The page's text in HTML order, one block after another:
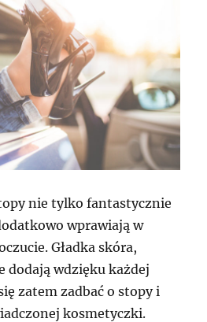
nie tylko fantastycznie
wprawiają w
Gładka skóra,
dodają wdzięku każdej
zatem zadbać o stopy i
kosmetyczki.